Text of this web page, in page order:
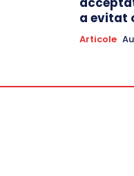
a evitat
Articole